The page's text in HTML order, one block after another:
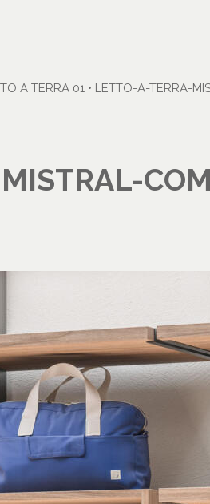
A TERRA 01 • LETTO-A-TERRA-